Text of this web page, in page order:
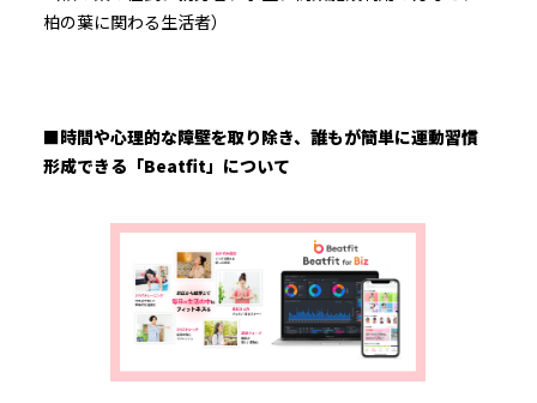
柏の葉に関わる生活者）
■時間や心理的な障壁を取り除き、誰もが簡単に運動習慣
形成できる「Beatfit」について